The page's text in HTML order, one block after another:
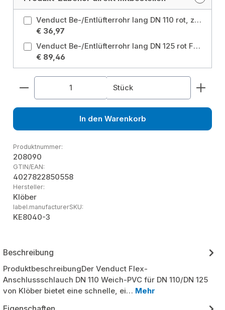
Venduct Be-/Entlüfterrohr lang DN 110 rot, zum Anschluss an DN 110 Farbe: Rot (Klöber Standardfarbe)
€ 36,97
Venduct Be-/Entlüfterrohr lang DN 125 rot Farbe: Rot (Klöber Standardfarbe)
€ 89,46
Produkt Anzahl: Gib den gewünschten Wert
Stück
In den Warenkorb
Produktnummer:
208090
GTIN/EAN:
4027822850558
Hersteller:
Klöber
label.manufacturerSKU:
KE8040-3
Beschreibung
ProduktbeschreibungDer Venduct Flex-
Anschlussschlauch DN 110 Weich-PVC für DN 110/DN 125
von Klöber bietet eine schnelle, ei… Mehr